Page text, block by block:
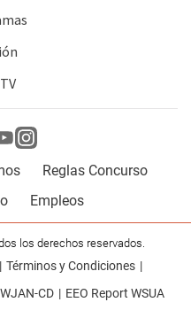
Reglas Concurso
Empleos
los derechos reservados.
Términos y Condiciones
CD EEO Report WSUA